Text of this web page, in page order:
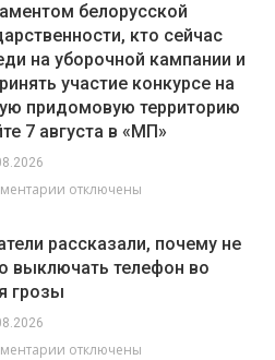
белорусской
кто сейчас
на уборочной кампании и
участие конкурсе на
придомовую территорию
7 августа в «МП»
к
том,
как
фундаментом
отключены
рассказали, почему не
выключать телефон во
грозы
котключены